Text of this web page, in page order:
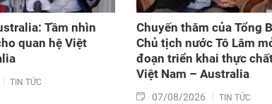
Tầm nhìn
quan hệ Việt
TIN TỨC
Chuyến thăm của Tổng
Chủ tịch nước Tô Lâm
đoạn triển khai thực
Việt Nam – Australia
07/08/2026 TIN TỨC